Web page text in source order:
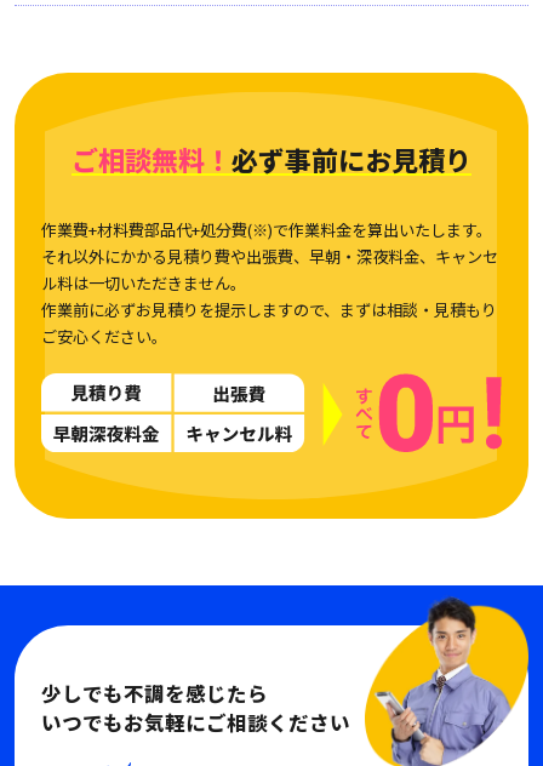
ご相談無料！ 必ず事前にお見積り
作業費+材料費部品代+処分費(※)で作業料金を算出いたします。
それ以外にかかる見積り費や出張費、早朝・深夜料金、キャンセ
ル料は一切いただきません。
作業前に必ずお見積りを提示しますので、まずは相談・見積もり
ご安心ください。
少しでも不調を感じたら
いつでもお気軽にご相談ください